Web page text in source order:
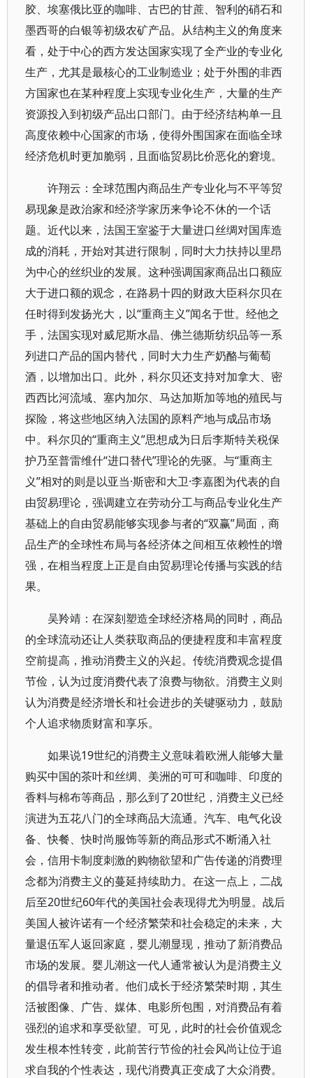
胶、埃塞俄比亚的咖啡、古巴的甘蔗、智利的硝石和
墨西哥的白银等初级农矿产品。从结构主义的角度来
看，处于中心的西方发达国家实现了全产业的专业化
生产，尤其是最核心的工业制造业；处于外围的非西
方国家也在某种程度上实现专业化生产，大量的生产
资源投入到初级产品出口部门。由于经济结构单一且
高度依赖中心国家的市场，使得外围国家在面临全球
经济危机时更加脆弱，且面临贸易比价恶化的窘境。
许翔云：全球范围内商品生产专业化与不平等贸
易现象是政治家和经济学家历来争论不休的一个话
题。近代以来，法国王室鉴于大量进口丝绸对国库造
成的消耗，开始对其进行限制，同时大力扶持以里昂
为中心的丝织业的发展。这种强调国家商品出口额应
大于进口额的观念，在路易十四的财政大臣科尔贝在
任时得到发扬光大，以“重商主义”闻名于世。经他之
手，法国实现对威尼斯水晶、佛兰德斯纺织品等一系
列进口产品的国内替代，同时大力生产奶酪与葡萄
酒，以增加出口。此外，科尔贝还支持对加拿大、密
西西比河流域、塞内加尔、马达加斯加等地的殖民与
探险，将这些地区纳入法国的原料产地与成品市场
中。科尔贝的“重商主义”思想成为日后李斯特关税保
护乃至普雷维什“进口替代”理论的先驱。与“重商主
义”相对的则是以亚当·斯密和大卫·李嘉图为代表的自
由贸易理论，强调建立在劳动分工与商品专业化生产
基础上的自由贸易能够实现参与者的“双赢”局面，商
品生产的全球性布局与各经济体之间相互依赖性的增
强，在相当程度上正是自由贸易理论传播与实践的结
果。
吴羚靖：在深刻塑造全球经济格局的同时，商品
的全球流动还让人类获取商品的便捷程度和丰富程度
空前提高，推动消费主义的兴起。传统消费观念提倡
节俭，认为过度消费代表了浪费与物欲。消费主义则
认为消费是经济增长和社会进步的关键驱动力，鼓励
个人追求物质财富和享乐。
如果说19世纪的消费主义意味着欧洲人能够大量
购买中国的茶叶和丝绸、美洲的可可和咖啡、印度的
香料与棉布等商品，那么到了20世纪，消费主义已经
演进为五花八门的全球商品大流通。汽车、电气化设
备、快餐、快时尚服饰等新的商品形式不断涌入社
会，信用卡制度刺激的购物欲望和广告传递的消费理
念都为消费主义的蔓延持续助力。在这一点上，二战
后至20世纪60年代的美国社会表现得尤为明显。战后
美国人被许诺有一个经济繁荣和社会稳定的未来，大
量退伍军人返回家庭，婴儿潮显现，推动了新消费品
市场的发展。婴儿潮这一代人通常被认为是消费主义
的倡导者和推动者。他们成长于经济繁荣时期，其生
活被图像、广告、媒体、电影所包围，对消费品有着
强烈的追求和享受欲望。可见，此时的社会价值观念
发生根本性转变，此前苦行节俭的社会风尚让位于追
求自我的个性表达，现代消费真正变成了大众消费。